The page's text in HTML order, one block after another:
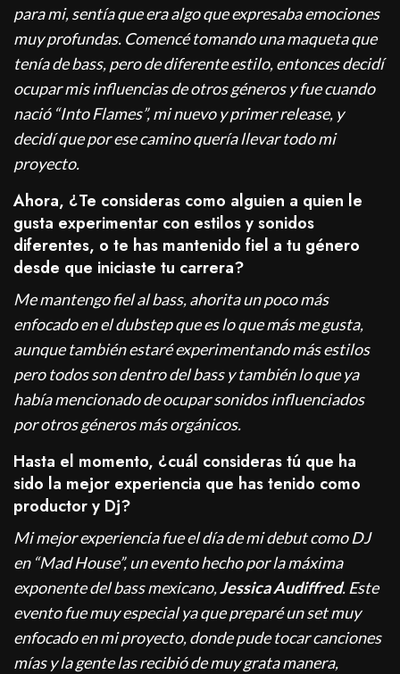
para mi, sentía que era algo que expresaba emociones
muy profundas. Comencé tomando una maqueta que
tenía de bass, pero de diferente estilo, entonces decidí
ocupar mis influencias de otros géneros y fue cuando
nació “Into Flames”, mi nuevo y primer release, y
decidí que por ese camino quería llevar todo mi
proyecto.
Ahora, ¿Te consideras como alguien a quien le
gusta experimentar con estilos y sonidos
diferentes, o te has mantenido fiel a tu género
desde que iniciaste tu carrera?
Me mantengo fiel al bass, ahorita un poco más
enfocado en el dubstep que es lo que más me gusta,
aunque también estaré experimentando más estilos
pero todos son dentro del bass y también lo que ya
había mencionado de ocupar sonidos influenciados
por otros géneros más orgánicos.
Hasta el momento, ¿cuál consideras tú que ha
sido la mejor experiencia que has tenido como
productor y Dj?
Mi mejor experiencia fue el día de mi debut como DJ
en “Mad House”, un evento hecho por la máxima
exponente del bass mexicano,Jessica Audiffred. Este
evento fue muy especial ya que preparé un set muy
enfocado en mi proyecto, donde pude tocar canciones
mías y la gente las recibió de muy grata manera,